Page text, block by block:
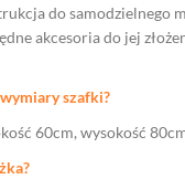
do samodzielnego
akcesoria do jej
szafki?
60cm, wysokość